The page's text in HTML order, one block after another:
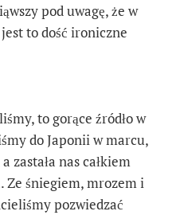
pod uwagę, że w
to dość ironiczne
to gorące źródło w
do Japonii w marcu,
zastała nas całkiem
Ze śniegiem, mrozem i
pozwiedzać